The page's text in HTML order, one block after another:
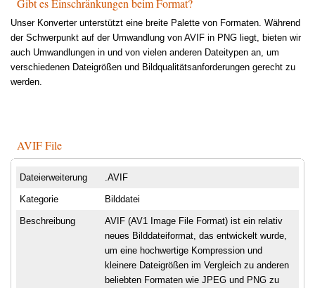
Gibt es Einschränkungen beim Format?
Unser Konverter unterstützt eine breite Palette von Formaten. Während
der Schwerpunkt auf der Umwandlung von AVIF in PNG liegt, bieten wir
auch Umwandlungen in und von vielen anderen Dateitypen an, um
verschiedenen Dateigrößen und Bildqualitätsanforderungen gerecht zu
werden.
AVIF File
Dateierweiterung .AVIF
Kategorie Bilddatei
Beschreibung
AVIF (AV1 Image File Format) ist ein relativ
neues Bilddateiformat, das entwickelt wurde,
um eine hochwertige Kompression und
kleinere Dateigrößen im Vergleich zu anderen
beliebten Formaten wie JPEG und PNG zu